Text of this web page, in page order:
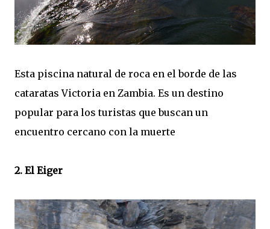
Esta piscina natural de roca en el borde de las
cataratas Victoria en Zambia. Es un destino
popular para los turistas que buscan un
encuentro cercano con la muerte
2. El Eiger